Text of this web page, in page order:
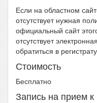
Если на областном
отсутствует нужная
официальный сайт
отсутствует
обратиться в
Стоимость
Бесплатно
Запись на прием к